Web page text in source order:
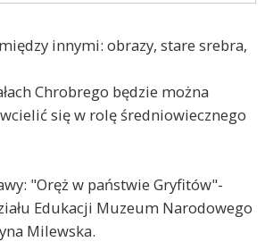
innymi: obrazy, stare srebra,
Chrobrego będzie można
się w rolę średniowiecznego
"Oręż w państwie Gryfitów"-
Edukacji Muzeum Narodowego
Milewska.